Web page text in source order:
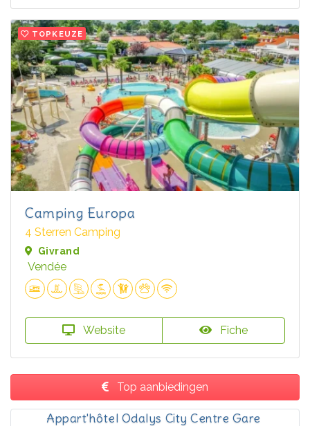
TOPKEUZE
Camping Europa
4 Sterren Camping
Givrand
Vendée
Website Fiche
Top aanbiedingen
Appart'hôtel Odalys City Centre Gare